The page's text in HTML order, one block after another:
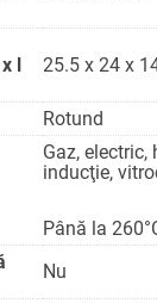
l
25.5 x 24 x
Rotund
Gaz, electric,
inducţie,
Până la
Nu